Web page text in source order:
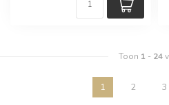
Toon 1 - 24
1 2 3